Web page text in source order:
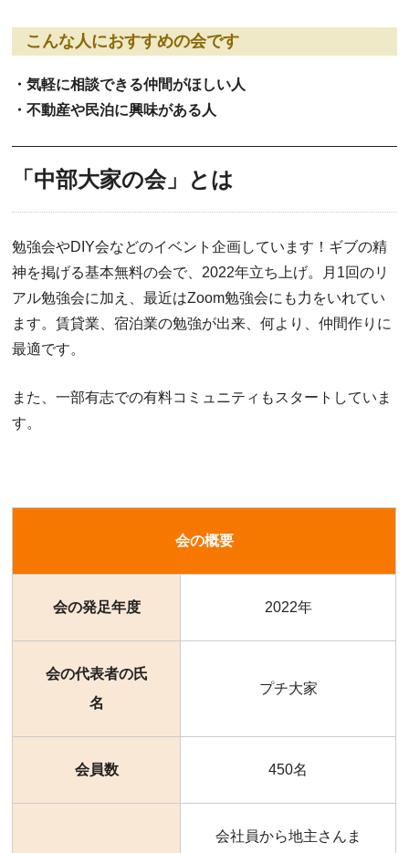
こんな人におすすめの会です
・気軽に相談できる仲間がほしい人
・不動産や民泊に興味がある人
「中部大家の会」とは
勉強会やDIY会などのイベント企画しています！ギブの精
神を掲げる基本無料の会で、2022年立ち上げ。月1回のリ
アル勉強会に加え、最近はZoom勉強会にも力をいれてい
ます。賃貸業、宿泊業の勉強が出来、何より、仲間作りに
最適です。
また、一部有志での有料コミュニティもスタートしていま
す。
会の概要
会の発足年度 2022年
会の代表者の氏
名
プチ大家
会員数 450名
会社員から地主さんま